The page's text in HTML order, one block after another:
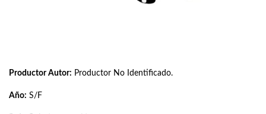
Productor Autor: Productor No Identificado.
Año: S/F